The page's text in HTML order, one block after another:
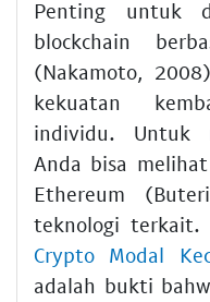
Penting untuk
blockchain
(Nakamoto,
kekuatan
individu. Untuk
Anda bisa
Ethereum
teknologi terkait.
Crypto Modal
adalah bukti